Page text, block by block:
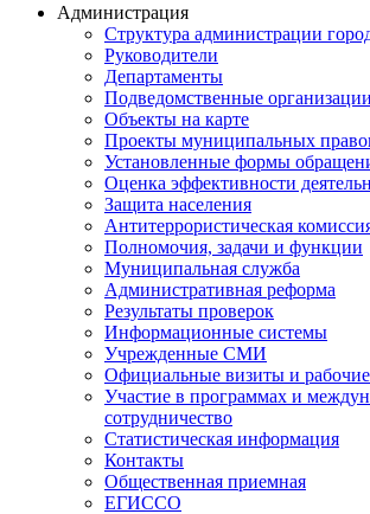
Администрация
Структура администрации
Руководители
Департаменты
Подведомственные организации
Объекты на карте
Проекты муниципальных
Установленные формы
Оценка эффективности
Защита населения
Антитеррористическая
Полномочия, задачи и функции
Муниципальная служба
Административная реформа
Результаты проверок
Информационные системы
Учрежденные СМИ
Официальные визиты и рабочие
Участие в программах и
сотрудничество
Статистическая информация
Контакты
Общественная приемная
ЕГИССО